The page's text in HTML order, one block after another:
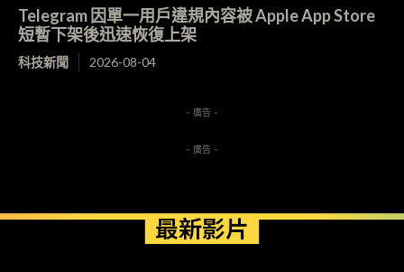
Telegram 因單一用戶違規內容被 Apple App Store
短暫下架後迅速恢復上架
科技新聞 2026-08-04
- 廣告 -
- 廣告 -
最新影片